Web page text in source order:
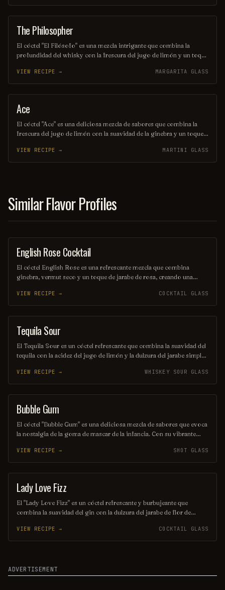
disfrutar en una tarde soleada. Su nombre rinde homenaje al famoso
presidente estadounidense Abraham Lincoln, conocido como el
"Rail Splitter".
COCKTAIL
The Philosopher
El cóctel "El Filósofo" es una mezcla intrigante que combina la
profundidad del whisky con la frescura del jugo de limón y un toque
de cada sorbo una experiencia contemplativa. Ideal para aquellos que
buscan un momento de introspección y disfrute.
VIEW RECIPE → MARGARITA GLASS
COCKTAIL
Ace
El cóctel "Ace" es una deliciosa mezcla de sabores que combina la
frescura del jugo de limón con la suavidad de la ginebra y un toque
de menta, es la bebida perfecta para disfrutar en una tarde soleada.
Su equilibrio entre lo ácido y lo dulce lo convierte en un verdadero
VIEW RECIPE → MARTINI GLASS
Similar Flavor Profiles
ORDINARY DRINK
English Rose Cocktail
El cóctel English Rose es una refrescante mezcla que combina
ginebra, vermut seco y un toque de jarabe de rosa, creando una
convierten en la elección perfecta para disfrutar en una tarde soleada
o en una celebración especial. Ideal para quienes buscan una
experiencia elegante y sofisticada en cada sorbo.
VIEW RECIPE → COCKTAIL GLASS
ORDINARY DRINK
Tequila Sour
El Tequila Sour es un cóctel refrescante que combina la suavidad del
tequila con la acidez del jugo de limón y la dulzura del jarabe simple.
con una rodaja de limón o una cereza. Su equilibrio entre sabores
cítricos y el característico toque del tequila lo convierte en una
opción ideal para cualquier ocasión.
VIEW RECIPE → WHISKEY SOUR GLASS
SHOT
Bubble Gum
El cóctel "Bubble Gum" es una deliciosa mezcla de sabores que evoca
la nostalgia de la goma de mascar de la infancia. Con su vibrante
de soda, creando una experiencia refrescante y divertida. Perfecto
para disfrutar en una fiesta o una noche especial.
VIEW RECIPE → SHOT GLASS
ORDINARY DRINK
Lady Love Fizz
El "Lady Love Fizz" es un cóctel refrescante y burbujeante que
combina la suavidad del gin con la dulzura del jarabe de flor de
y un toque de agua con gas, es la bebida perfecta para disfrutar en
una tarde soleada. Su sabor delicado y elegante lo convierte en el
VIEW RECIPE → COCKTAIL GLASS
ADVERTISEMENT